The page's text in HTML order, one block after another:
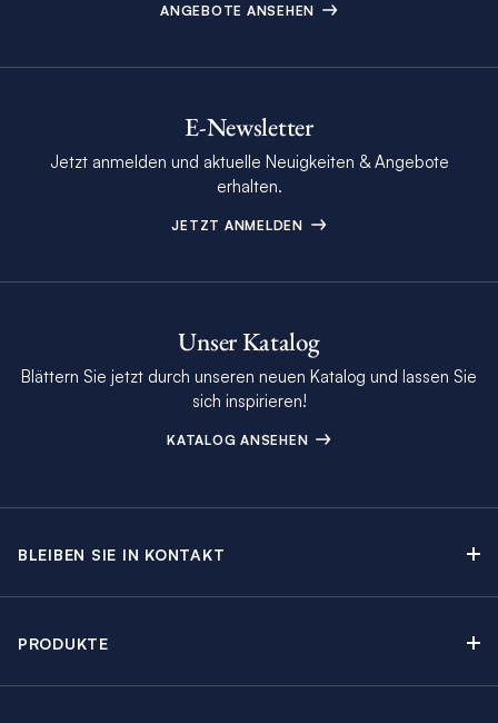
ANGEBOTE ANSEHEN
E-Newsletter
Jetzt anmelden und aktuelle Neuigkeiten & Angebote
erhalten.
JETZT ANMELDEN
Unser Katalog
Blättern Sie jetzt durch unseren neuen Katalog und lassen Sie
sich inspirieren!
KATALOG ANSEHEN
BLEIBEN SIE IN KONTAKT
PRODUKTE